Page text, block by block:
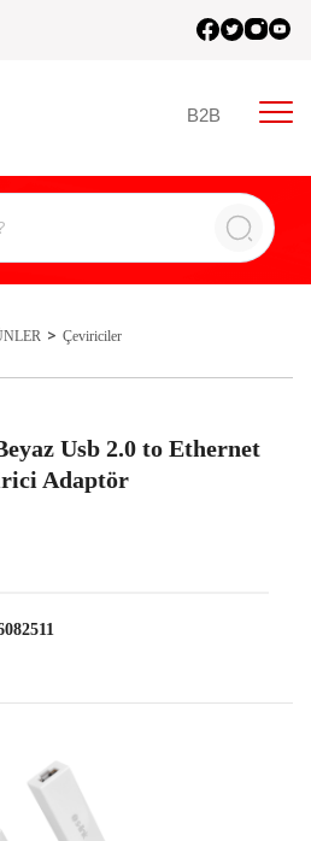
B2B
Çeviriciler
Usb 2.0 to Ethernet
Adaptör